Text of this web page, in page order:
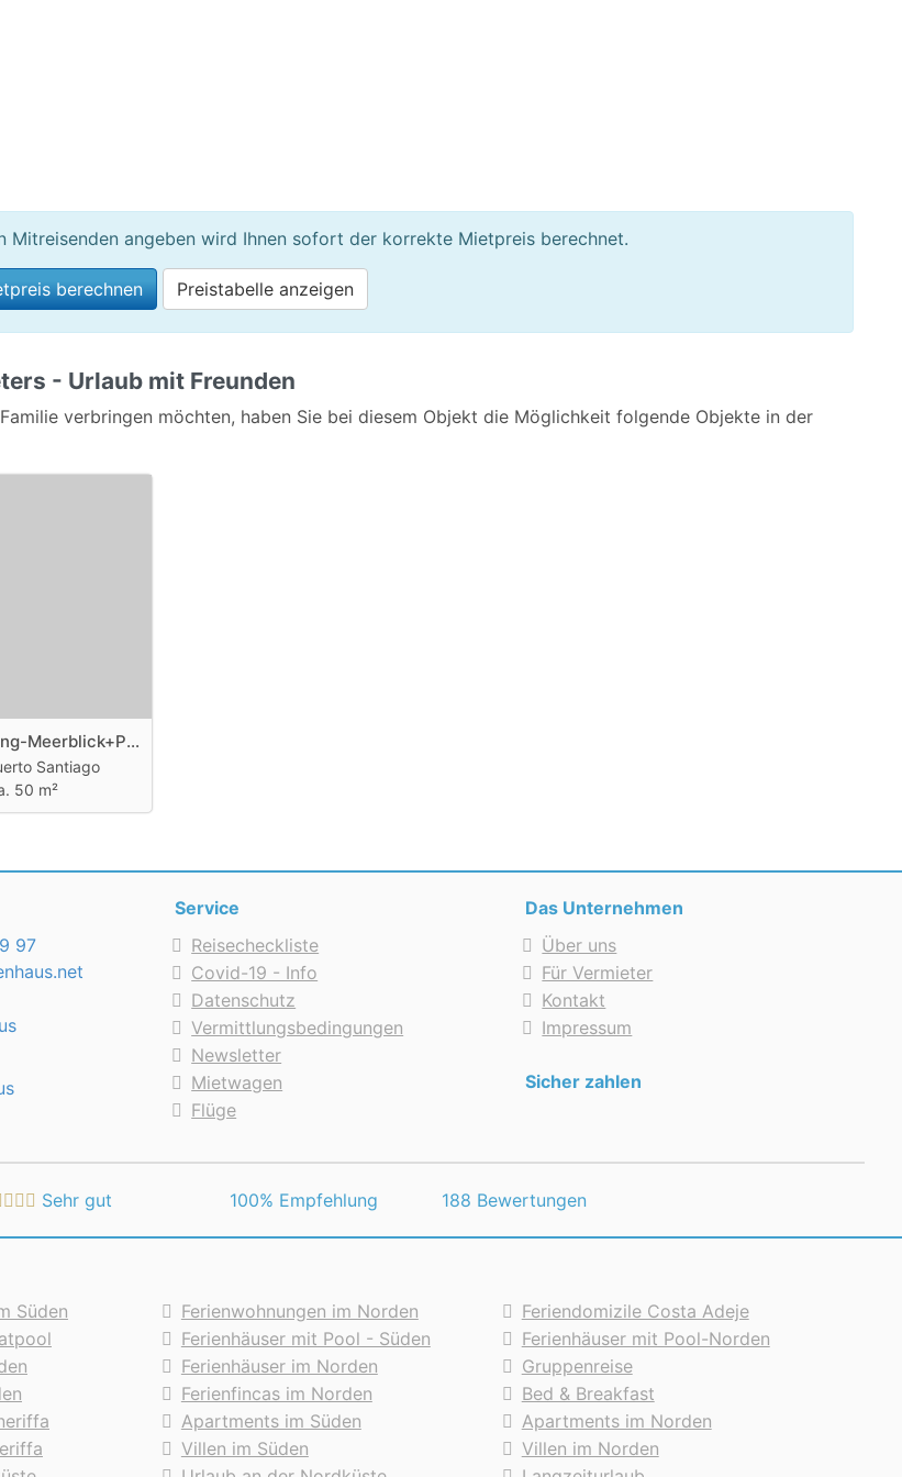
Wanderweg und auch sportliche Aktivitäten
Mitreisenden angeben wird Ihnen sofort der korrekte Mietpreis berechnet.
berechnen Preistabelle anzeigen
- Urlaub mit Freunden
verbringen möchten, haben Sie bei diesem Objekt die Möglichkeit folgende Objekte in der
Strand-Ferienwohnung-Meerblick+Pool
Santiago
50 m²
97
Service
Reisecheckliste
Covid-19 - Info
Datenschutz
Vermittlungsbedingungen
Newsletter
Mietwagen
Flüge
Das Unternehmen
Über uns
Für Vermieter
Kontakt
Impressum
Sicher zahlen
Sehr gut 100% Empfehlung 188 Bewertungen
Süden
Ferienwohnungen im Norden
Feriendomizile Costa Adeje
Ferienhäuser mit Pool - Süden
Ferienhäuser mit Pool-Norden
Ferienhäuser im Norden
Gruppenreise
Ferienfincas im Norden
Bed & Breakfast
Apartments im Süden
Apartments im Norden
Villen im Süden
Villen im Norden